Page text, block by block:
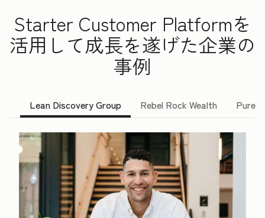
Starter Customer Platformを
活用して成長を遂げた企業の
事例
Lean Discovery Group Rebel Rock Wealth Pure